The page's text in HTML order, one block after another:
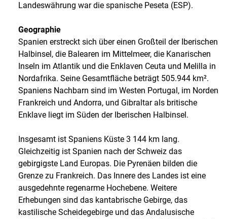
Landeswährung war die spanische Peseta (ESP).
Geographie
Spanien erstreckt sich über einen Großteil der Iberischen
Halbinsel, die Balearen im Mittelmeer, die Kanarischen
Inseln im Atlantik und die Enklaven Ceuta und Melilla in
Nordafrika. Seine Gesamtfläche beträgt 505.944 km².
Spaniens Nachbarn sind im Westen Portugal, im Norden
Frankreich und Andorra, und Gibraltar als britische
Enklave liegt im Süden der Iberischen Halbinsel.
Insgesamt ist Spaniens Küste 3 144 km lang.
Gleichzeitig ist Spanien nach der Schweiz das
gebirgigste Land Europas. Die Pyrenäen bilden die
Grenze zu Frankreich. Das Innere des Landes ist eine
ausgedehnte regenarme Hochebene. Weitere
Erhebungen sind das kantabrische Gebirge, das
kastilische Scheidegebirge und das Andalusische